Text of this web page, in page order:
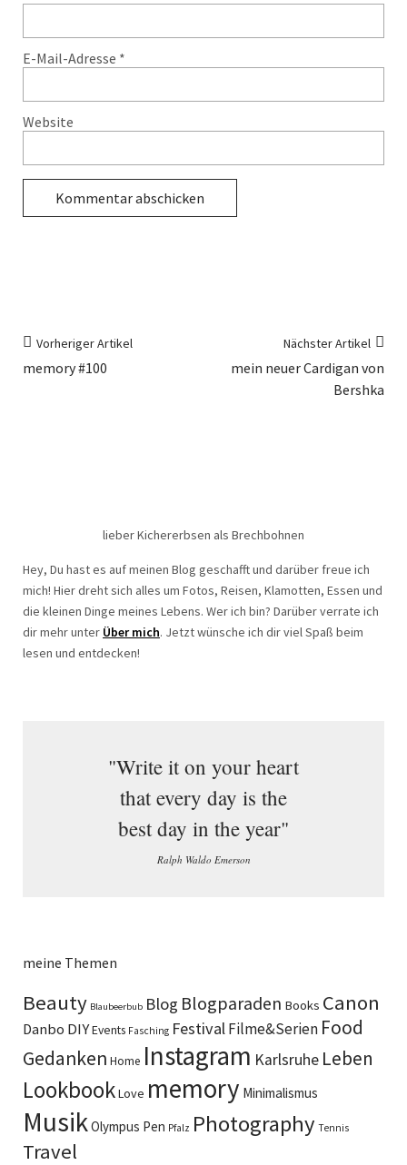
E-Mail-Adresse *
Website
Vorheriger Artikel
memory #100
Nächster Artikel
mein neuer Cardigan von
Bershka
lieber Kichererbsen als Brechbohnen
Hey, Du hast es auf meinen Blog geschafft und darüber freue ich
mich! Hier dreht sich alles um Fotos, Reisen, Klamotten, Essen und
die kleinen Dinge meines Lebens. Wer ich bin? Darüber verrate ich
dir mehr unter Über mich. Jetzt wünsche ich dir viel Spaß beim
lesen und entdecken!
"Write it on your heart
that every day is the
best day in the year"
Ralph Waldo Emerson
meine Themen
Beauty Blaubeerbub Blog Blogparaden Books Canon
Danbo DIYEvents Fasching FestivalFilme&Serien Food
Gedanken Home Instagram Karlsruhe Leben
LookbookLove memory Minimalismus
MusikOlympus Pen Pfalz Photography Tennis
Travel